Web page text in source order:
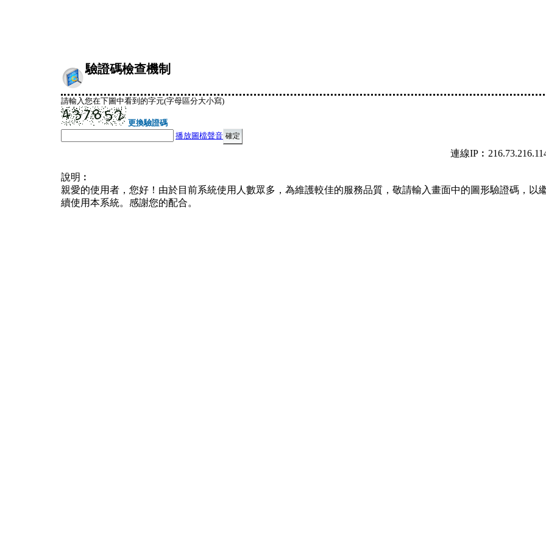
驗證碼檢查機制
請輸入您在下圖中看到的字元(字母區分大小寫)
更換驗證碼
播放圖檔聲音
連線
說明︰
親愛的使用者，您好！由於目前系統使用人數眾多，為維護較佳的服務品質，敬請輸入畫面中的圖形驗證碼，以
續使用本系統。感謝您的配合。